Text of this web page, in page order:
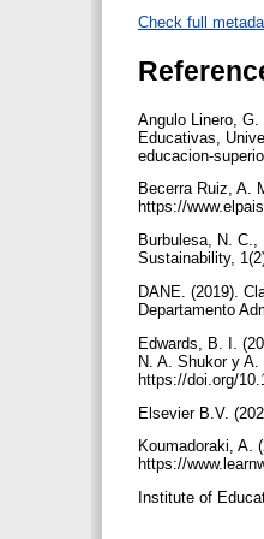
Check full
Angulo Linero,
Educativas,
educacion-
Becerra Ruiz, A.
https://
Burbulesa, N.
Sustainability,
DANE. (2019).
Departamento
Edwards, B. I.
N. A. Shukor y
https://doi.org/
Elsevier B.V.
Koumadoraki, A.
https://
Institute of